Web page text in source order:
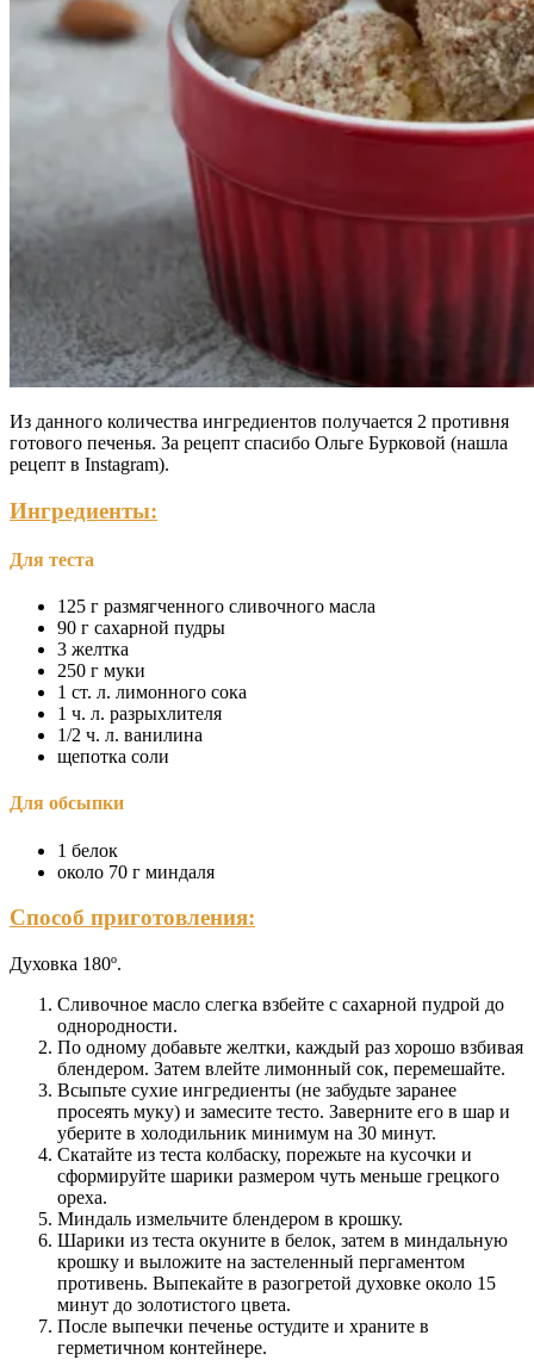
Из данного количества ингредиентов получается 2 противня
готового печенья. За рецепт спасибо Ольге Бурковой (нашла
рецепт в Instagram).
Ингредиенты:
Для теста
125 г размягченного сливочного масла
90 г сахарной пудры
3 желтка
250 г муки
1 ст. л. лимонного сока
1 ч. л. разрыхлителя
1/2 ч. л. ванилина
щепотка соли
Для обсыпки
1 белок
около 70 г миндаля
Способ приготовления:
Духовка 180º.
Сливочное масло слегка взбейте с сахарной пудрой до
однородности.
По одному добавьте желтки, каждый раз хорошо взбивая
блендером. Затем влейте лимонный сок, перемешайте.
Всыпьте сухие ингредиенты (не забудьте заранее
просеять муку) и замесите тесто. Заверните его в шар и
уберите в холодильник минимум на 30 минут.
Скатайте из теста колбаску, порежьте на кусочки и
сформируйте шарики размером чуть меньше грецкого
ореха.
Миндаль измельчите блендером в крошку.
Шарики из теста окуните в белок, затем в миндальную
крошку и выложите на застеленный пергаментом
противень. Выпекайте в разогретой духовке около 15
минут до золотистого цвета.
После выпечки печенье остудите и храните в
герметичном контейнере.